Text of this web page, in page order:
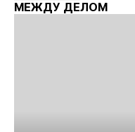
МЕЖДУ ДЕЛОМ